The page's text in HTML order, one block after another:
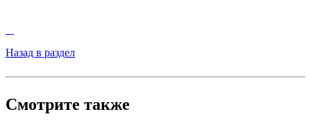
Назад в раздел
Смотрите также